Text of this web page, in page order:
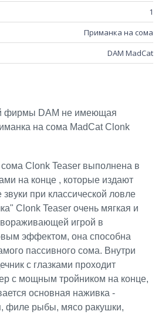
1
Приманка на сома
DAM MadCat
фирмы DAM не имеющая
на сома MadCat Clonk
Clonk Teaser выполнена в
на конце , которые издают
при классической ловле
Clonk Teaser очень мягкая и
игрой в
эффектом, она способна
пассивного сома. Внутри
с глазками проходит
с мощным тройником на конце,
основная наживка -
филе рыбы, мясо ракушки,